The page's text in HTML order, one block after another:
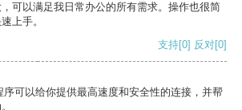
可以满足我日常办公的所有需求。操作也很简
上手。
支持[0] 反对[0]
可以给你提供最高速度和安全性的连接，并帮